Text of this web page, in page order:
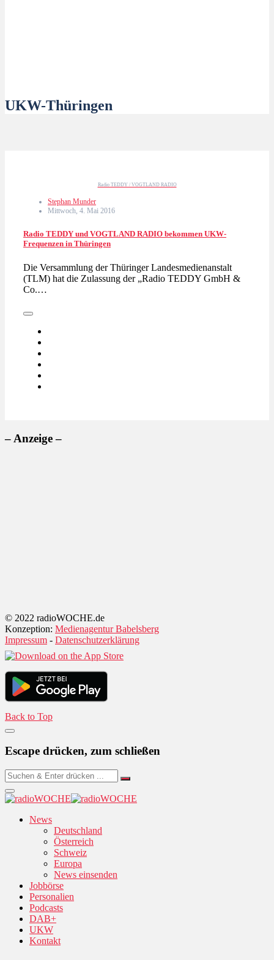
UKW-Thüringen
Radio TEDDY / VOGTLAND RADIO
Stephan Munder
Mittwoch, 4. Mai 2016
Radio TEDDY und VOGTLAND RADIO bekommen UKW-
Frequenzen in Thüringen
Die Versammlung der Thüringer Landesmedienanstalt
(TLM) hat die Zulassung der „Radio TEDDY GmbH &
Co.…
– Anzeige –
© 2022 radioWOCHE.de
Konzeption: Medienagentur Babelsberg
Impressum - Datenschutzerklärung
Back to Top
Escape drücken, zum schließen
News
Deutschland
Österreich
Schweiz
Europa
News einsenden
Jobbörse
Personalien
Podcasts
DAB+
UKW
Kontakt